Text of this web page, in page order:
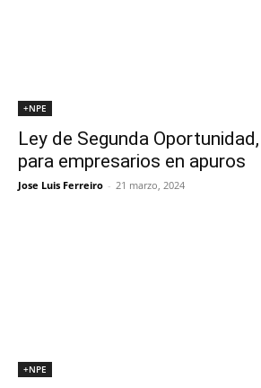
+NPE
Ley de Segunda
para empresarios en apuros
Jose Luis Ferreiro - 21 marzo, 2024
+NPE